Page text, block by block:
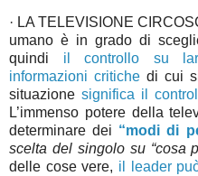
· LA TELEVISIONE
umano è in grado di
quindi il controllo su
informazioni critichedi cui si
situazione significa il
L’immenso potere della
determinare dei “modi di
scelta del singolo su “cosa
delle cose vere, il leader